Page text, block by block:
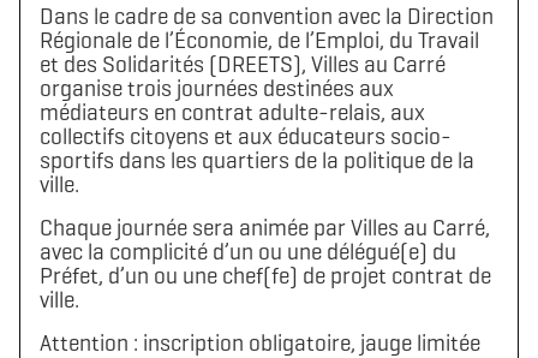
Dans le cadre de sa convention avec la Direction
Régionale de l’Économie, de l’Emploi, du Travail
et des Solidarités (DREETS), Villes au Carré
organise trois journées destinées aux
médiateurs en contrat adulte-relais, aux
collectifs citoyens et aux éducateurs socio-
sportifs dans les quartiers de la politique de la
ville.
Chaque journée sera animée par Villes au Carré,
avec la complicité d’un ou une délégué(e) du
Préfet, d’un ou une chef(fe) de projet contrat de
ville.
Attention : inscription obligatoire, jauge limitée